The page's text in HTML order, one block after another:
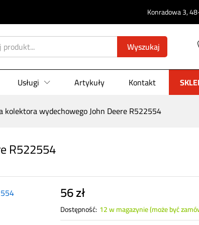
Konradowa 3,
Wyszukaj
Usługi Artykuły Kontakt
kolektora wydechowego John Deere R522554
R522554
56zł
Dostępność: 12 w magazynie (może być
R522554